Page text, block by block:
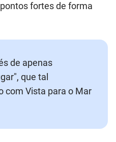
fortes de forma
de apenas
que tal
com Vista para o Mar